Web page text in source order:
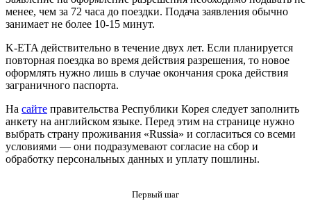
менее, чем за 72 часа до поездки. Подача заявления обычно
занимает не более 10-15 минут.
K-ETA действительно в течение двух лет. Если планируется
повторная поездка во время действия разрешения, то новое
оформлять нужно лишь в случае окончания срока действия
заграничного паспорта.
На сайте правительства Республики Корея следует заполнить
анкету на английском языке. Перед этим на странице нужно
выбрать страну проживания «Russia» и согласиться со всеми
условиями — они подразумевают согласие на сбор и
обработку персональных данных и уплату пошлины.
Первый шаг